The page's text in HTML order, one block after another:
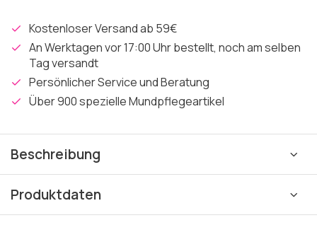
Kostenloser Versand ab 59€
An Werktagen vor 17:00 Uhr bestellt, noch am selben
Tag versandt
Persönlicher Service und Beratung
Über 900 spezielle Mundpflegeartikel
Beschreibung
Produktdaten